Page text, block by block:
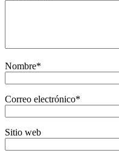
Nombre*
Correo electrónico*
Sitio web